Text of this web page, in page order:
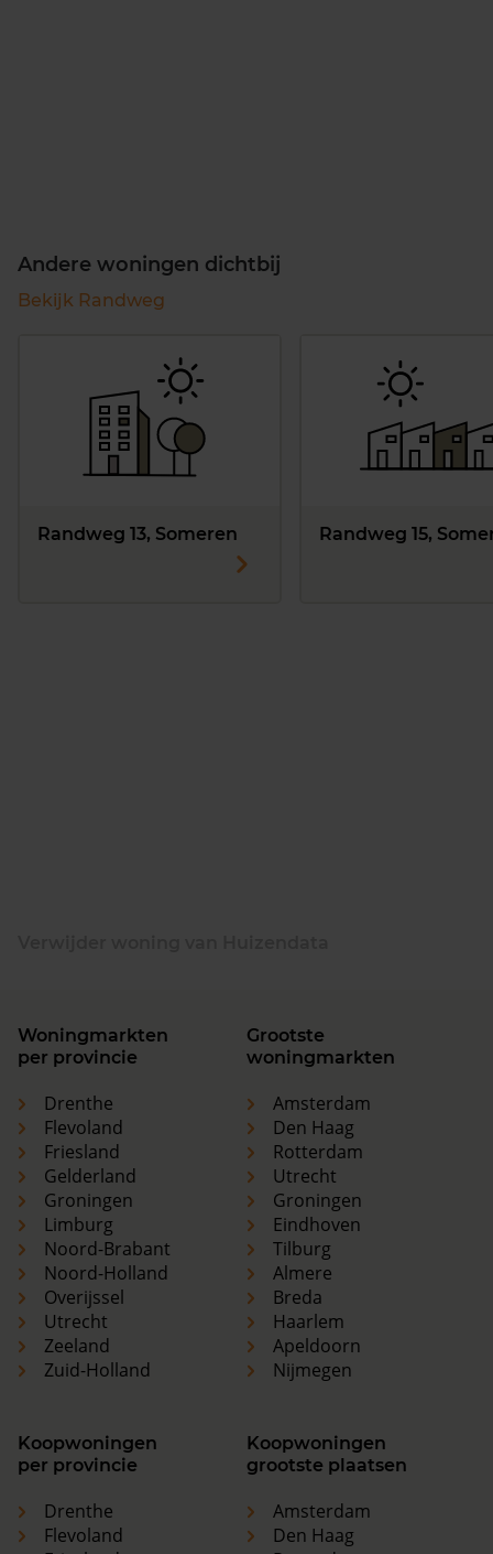
Andere woningen dichtbij
Bekijk Randweg
Randweg 13, Someren Randweg 15,
Woningmarkten
per provincie
Drenthe
Flevoland
Friesland
Gelderland
Groningen
Limburg
Noord-Brabant
Noord-Holland
Overijssel
Utrecht
Zeeland
Zuid-Holland
Grootste
woningmarkten
Amsterdam
Den Haag
Rotterdam
Utrecht
Groningen
Eindhoven
Tilburg
Almere
Breda
Haarlem
Apeldoorn
Nijmegen
Koopwoningen
per provincie
Drenthe
Flevoland
Koopwoningen
grootste plaatsen
Amsterdam
Den Haag